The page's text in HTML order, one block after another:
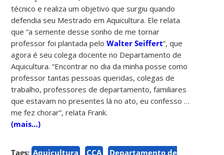
técnico e realiza um objetivo que surgiu quando
defendia seu Mestrado em Aquicultura. Ele relata
que “a semente desse sonho de me tornar
professor foi plantada peloWalter Seiffert“, que
agora é seu colega docente no Departamento de
Aquicultura. “Encontrar no dia da minha posse como
professor tantas pessoas queridas, colegas de
trabalho, professores de departamento, familiares
que estavam no presentes lá no ato, eu confesso …
me fez chorar”, relata Frank.
(mais…)
Tags: Aquicultura CCA Departamento de